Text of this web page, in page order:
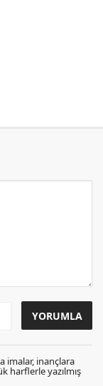
imalar, inançlara
harflerle yazılmış